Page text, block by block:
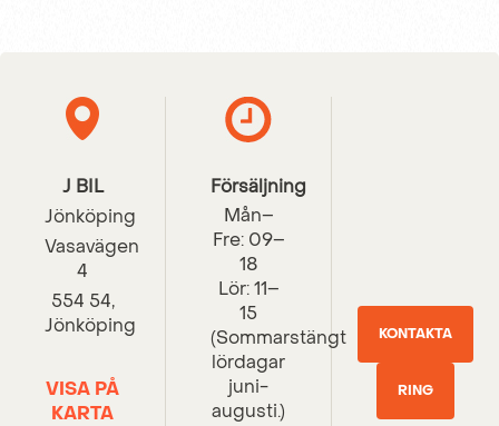
J BIL
Jönköping
Vasavägen
4
554 54,
Jönköping
VISA PÅ
KARTA
Försäljning
Mån–
Fre: 09–
18
Lör: 11–
15
(Sommarstängt
lördagar
juni-
augusti.)
KONTAKTA
OSS
RING